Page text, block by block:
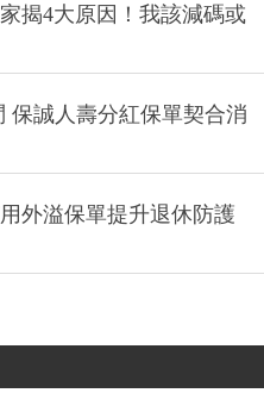
揭4大原因！我該減碼或
保誠人壽分紅保單契合消
外溢保單提升退休防護